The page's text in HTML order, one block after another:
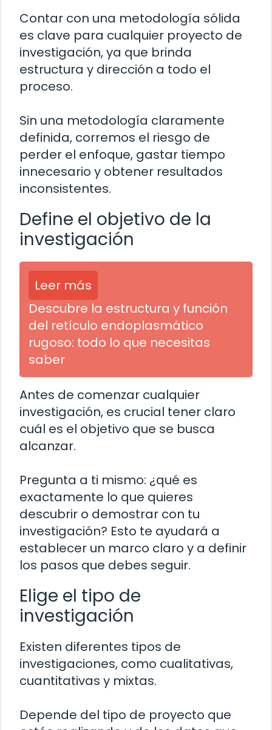
Contar con una metodología sólida
es clave para cualquier proyecto de
investigación, ya que brinda
estructura y dirección a todo el
proceso.
Sin una metodología claramente
definida, corremos el riesgo de
perder el enfoque, gastar tiempo
innecesario y obtener resultados
inconsistentes.
Define el objetivo de la
investigación
Leer más
Descubre la estructura y función
del retículo endoplasmático
rugoso: todo lo que necesitas
saber
Antes de comenzar cualquier
investigación, es crucial tener claro
cuál es el objetivo que se busca
alcanzar.
Pregunta a ti mismo: ¿qué es
exactamente lo que quieres
descubrir o demostrar con tu
investigación? Esto te ayudará a
establecer un marco claro y a definir
los pasos que debes seguir.
Elige el tipo de
investigación
Existen diferentes tipos de
investigaciones, como cualitativas,
cuantitativas y mixtas.
Depende del tipo de proyecto que